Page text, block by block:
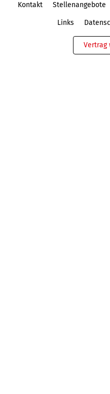
Kontakt Stellenangebote
Links
Vertrag